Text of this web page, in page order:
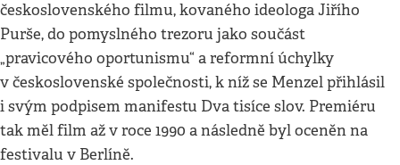
československého filmu, kovaného ideologa Jiřího
Purše, do pomyslného trezoru jako součást
„pravicového oportunismu“ a reformní úchylky
v československé společnosti, k níž se Menzel přihlásil
i svým podpisem manifestu Dva tisíce slov. Premiéru
tak měl film až v roce 1990 a následně byl oceněn na
festivalu v Berlíně.